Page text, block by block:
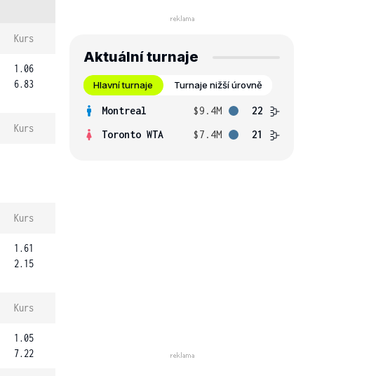
Kurs
1.06
6.83
Kurs
Kurs
1.61
2.15
Kurs
1.05
7.22
Aktuální turnaje
Hlavní turnaje Turnaje nižší úrovně
Montreal $9.4M
22
Toronto WTA
$7.4M 21